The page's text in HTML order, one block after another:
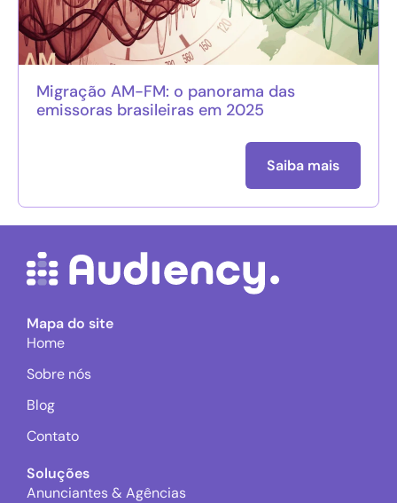
Migração AM-FM: o panorama das
emissoras brasileiras em 2025
Saiba mais
Mapa do site
Home
Sobre nós
Blog
Contato
Soluções
Anunciantes & Agências